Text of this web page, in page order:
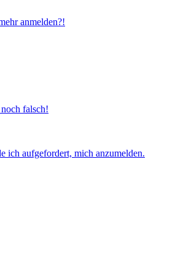
anmelden?!
falsch!
ich aufgefordert, mich anzumelden.